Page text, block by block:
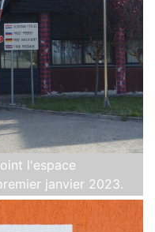
l'espace
janvier 2023.